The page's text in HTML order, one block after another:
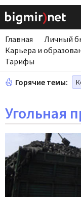
Главная Личный
Карьера и
Тарифы
Горячие темы:
Угольная